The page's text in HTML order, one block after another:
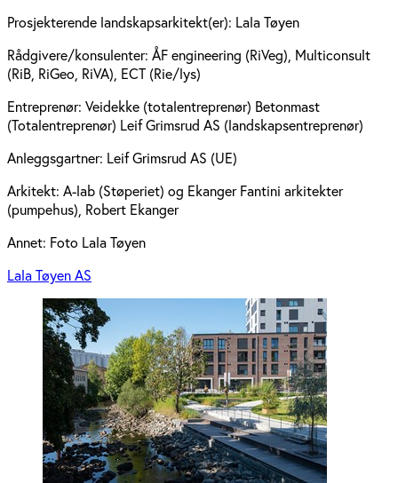
Prosjekterende landskapsarkitekt(er): Lala Tøyen
Rådgivere/konsulenter: ÅF engineering (RiVeg), Multiconsult
(RiB, RiGeo, RiVA), ECT (Rie/lys)
Entreprenør: Veidekke (totalentreprenør) Betonmast
(Totalentreprenør) Leif Grimsrud AS (landskapsentreprenør)
Anleggsgartner: Leif Grimsrud AS (UE)
Arkitekt: A-lab (Støperiet) og Ekanger Fantini arkitekter
(pumpehus), Robert Ekanger
Annet: Foto Lala Tøyen
Lala Tøyen AS